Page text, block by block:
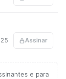
Assinar
e para